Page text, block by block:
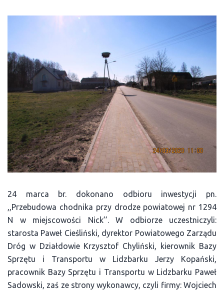
24 marca br. dokonano odbioru inwestycji pn.
,,Przebudowa chodnika przy drodze powiatowej nr 1294
N w miejscowości Nick’’. W odbiorze uczestniczyli:
starosta Paweł Cieśliński, dyrektor Powiatowego Zarządu
Dróg w Działdowie Krzysztof Chyliński, kierownik Bazy
Sprzętu i Transportu w Lidzbarku Jerzy Kopański,
pracownik Bazy Sprzętu i Transportu w Lidzbarku Paweł
Sadowski, zaś ze strony wykonawcy, czyli firmy: Wojciech